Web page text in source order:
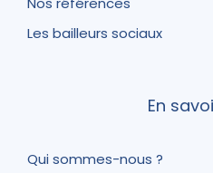
Les bailleurs sociaux
En
Qui sommes-nous ?